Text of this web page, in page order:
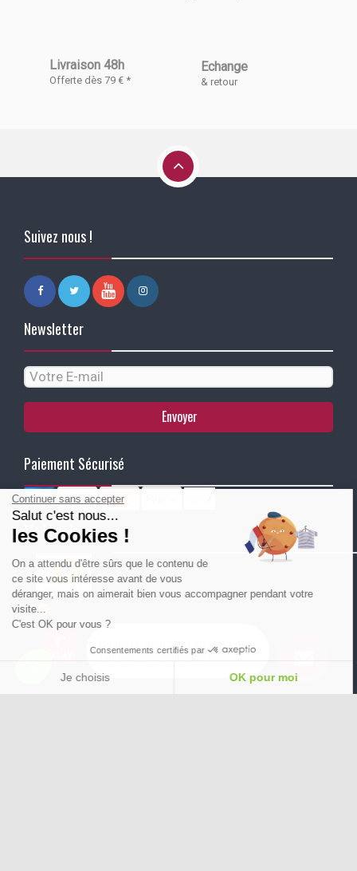
Besoin d'aide pour choisir une
taille ou une pointure ?
Livraison 48h
Offerte dès 79 € *
Echange
& retour
Suivez nous !
Newsletter
Envoyer
Paiement Sécurisé
Ma Livraison
Continuer sans accepter
Salut c'est nous...
les Cookies !
On a attendu d'être sûrs que le contenu de
ce site vous intéresse avant de vous
déranger, mais on aimerait bien vous accompagner pendant votre
visite...
C'est OK pour vous ?
Consentements certifiés par
Je choisis OK pour moi